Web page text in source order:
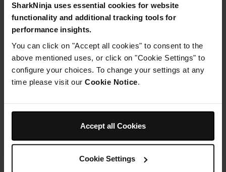
SharkNinja uses essential cookies for website
functionality and additional tracking tools for
performance insights.
You can click on "Accept all cookies" to consent to the
above mentioned uses, or click on "Cookie Settings" to
configure your choices. To change your settings at any
time please visit our Cookie Notice
Accept all Cookies
Cookie Settings
Nettoyeur balai sans fil 2-en-1
Modèle: VM200EU
Recharge de nettoyant multi-
Modèle: 4968FFJ200EU